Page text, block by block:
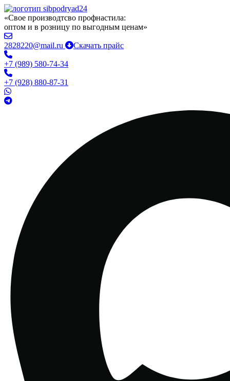
«Свое производтсво профнастила:
оптом и в розницу по выгодным ценам»
2828220@mail.ru Скачать прайс
+7 (989) 580-74-34
+7 (928) 880-87-31